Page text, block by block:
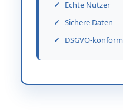
Echte Nutzer
Sichere Daten
DSGVO-konform